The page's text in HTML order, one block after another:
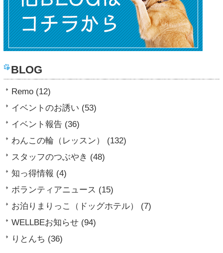
BLOG
Remo (12)
イベントのお誘い (53)
イベント報告 (36)
わんこの輪（レッスン） (132)
スタッフのつぶやき (48)
知っ得情報 (4)
ボランティアニュース (15)
お泊りまりっこ（ドッグホテル） (7)
WELLBEお知らせ (94)
りとんち (36)